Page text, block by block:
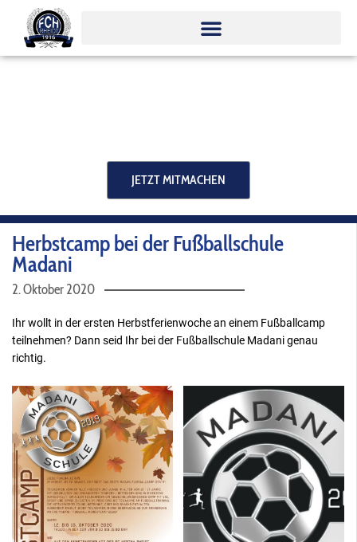
Inhalt
springen
JETZT MITMACHEN
Herbstcamp bei der Fußballschule
Madani
2. Oktober 2020
Ihr wollt in der ersten Herbstferienwoche an einem Fußballcamp
teilnehmen? Dann seid Ihr bei der Fußballschule Madani genau
richtig.